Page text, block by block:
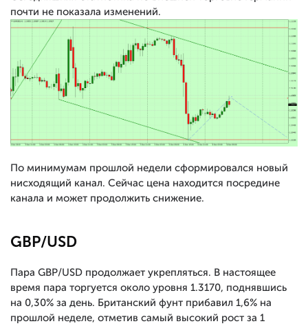
почти не показала изменений.
По минимумам прошлой недели сформировался новый
нисходящий канал. Сейчас цена находится посредине
канала и может продолжить снижение.
GBP/USD
Пара GBP/USD продолжает укрепляться. В настоящее
время пара торгуется около уровня 1.3170, поднявшись
на 0,30% за день. Британский фунт прибавил 1,6% на
прошлой неделе, отметив самый высокий рост за 1